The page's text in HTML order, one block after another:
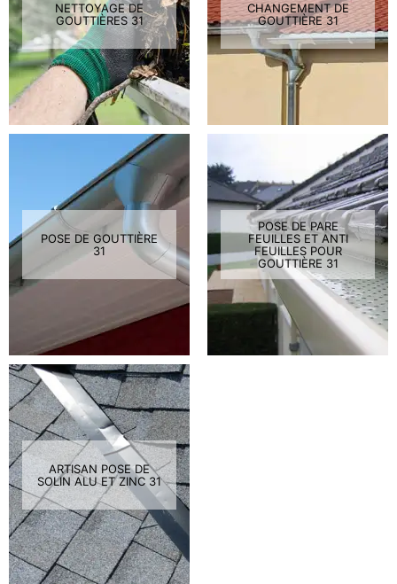
NETTOYAGE DE
GOUTTIÈRES 31
CHANGEMENT DE
GOUTTIÈRE 31
POSE DE GOUTTIÈRE
31
POSE DE PARE
FEUILLES ET ANTI
FEUILLES POUR
GOUTTIÈRE 31
ARTISAN POSE DE
SOLIN ALU ET ZINC 31